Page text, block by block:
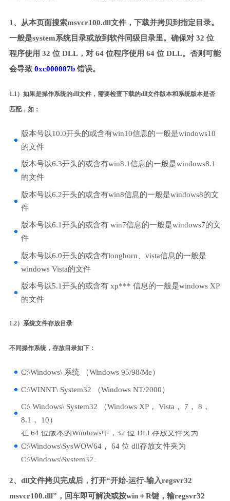
1、从本页面搜索msvcr100.dll文件，下载并拷贝到指定目录。
一般是system系统目录或放到软件同级目录里。确保对 32 位
程序使用 32 位 DLL，对 64 位程序使用 64 位 DLL。否则可能
会导致 0xc000007b错误。
1.1）如果是操作系统的dll文件，需要检查下载的dll文件版本和系统版本是否
匹配，如：
版本号以10.0开头的或含有win10信息的一般是windows10
的文件
版本号以6.3开头的或含有win8.1信息的一般是windows8.1
的文件
版本号以6.2开头的或含有win8信息的一般是windows8的文
件
版本号以6.1开头的或含有 win7信息的一般是windows7的文
件
版本号以6.0开头的或含有longhorn、vista信息的一般是
windows Vista的文件
版本号以5.1开头的或含有 xp*** 信息的一般是windows XP
的文件
1.2）系统文件存放目录
不同操作系统，存放目录如下：
C:\Windows\ 系统 （Windows 95/98/Me）
C:\WINNT\ System32 （Windows NT/2000）
C:\ Windows\ System32 （Windows XP， Vista， 7， 8，
8.1， 10）
在 64 位版本的Windows中，32 位 DLL存放文件夹为
C:\Windows\SysWOW64， 64 位 dll存放文件夹为
C:\Windows\System32。
2、dll文件拷贝完成后，打开“开始-运行-输入regsvr32
msvcr100.dll”，回车即可解决或按win＋R键，输regsvr32